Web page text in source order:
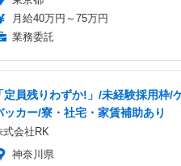
月給40万円～75万円
業務委託
「定員残りわずか!」/未経験採用枠/
ッカー/寮・社宅・家賃補助あり
式会社RK
神奈川県